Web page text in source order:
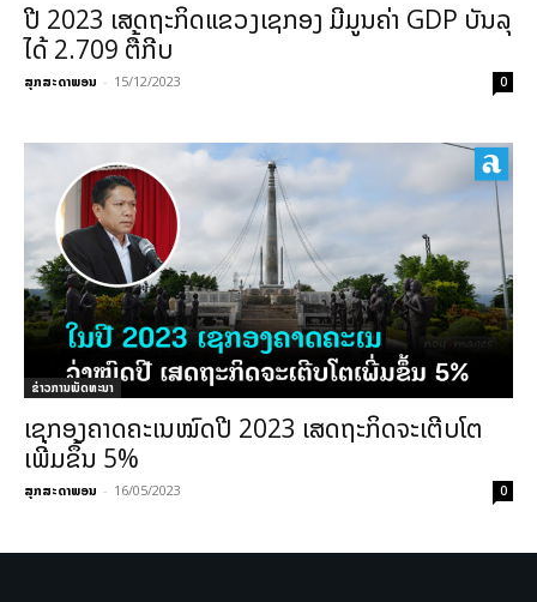
ປີ 2023 ເສດຖະກິດແຂວງເຊກອງ ມີມູນຄ່າ GDP ບັນລຸ
ໄດ້ 2.709 ຕື້ກີບ
ສຸກສະດາພອນ - 15/12/2023 0
ຂ່າວການພັດທະນາ
ເຊກອງຄາດຄະເນໝົດປີ 2023 ເສດຖະກິດຈະເຕີບໂຕ
ເພີ່ມຂຶ້ນ 5%
ສຸກສະດາພອນ - 16/05/2023 0